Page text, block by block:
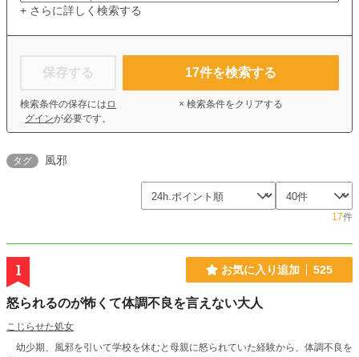
+ さらに詳しく検索する
保存する
検索条件の保存には ロ
グインが必要です。
17件を検索する
× 検索条件をクリアする
タグ 風邪
17件
1 お気に入り追加 525
怒られるのが怖くて体調不良を言えない大人
こじらせた処女
幼少期、風邪を引いて学校を休むと母親に怒られていた経験から、体調不良を